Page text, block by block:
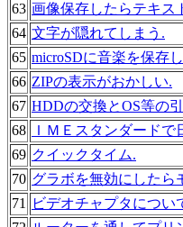
63 画像保存したらテキス
64 文字が隠れてしまう.
65 microSDに音楽を保存
66 ZIPの表示がおかしい.
67 HDDの交換とOS等の
68
ＩＭＥスタンダード
69 クイックタイム.
70 グラボを無効にしたら
71
ビデオチャプタについ